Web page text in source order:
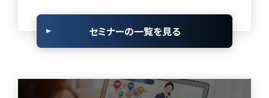
セミナーの一覧を見る